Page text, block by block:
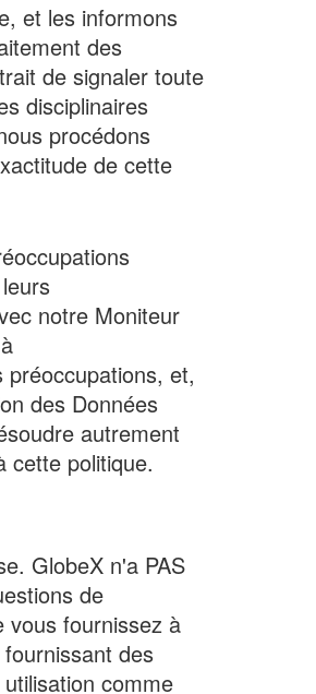
et les informons
des
de signaler toute
disciplinaires
procédons
de cette
notre Moniteur
et,
des Données
autrement
cette politique.
GlobeX n'a PAS
de
vous fournissez à
des
comme